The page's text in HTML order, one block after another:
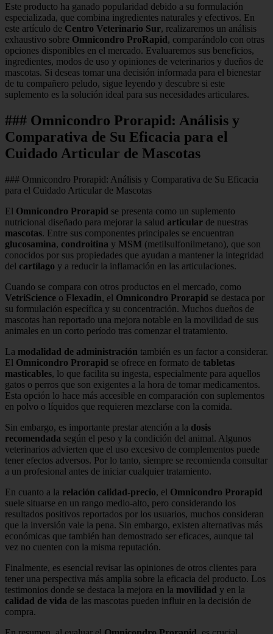
Este producto ha ganado popularidad debido a su formulación
especializada, que combina ingredientes naturales y efectivos. En
este artículo de Centro Veterinario Sur, realizaremos un análisis
exhaustivo sobre Omnicondro ProRapid, comparándolo con otras
opciones disponibles en el mercado. Evaluaremos sus beneficios,
ingredientes, modos de uso y opiniones de veterinarios y dueños de
mascotas. Si deseas tomar una decisión informada para el bienestar
de tu compañero peludo, sigue leyendo y descubre si este
suplemento es la solución ideal para sus necesidades articulares.
### Omnicondro Prorapid: Análisis y
Comparativa de Su Eficacia para el
Cuidado Articular de Mascotas
### Omnicondro Prorapid: Análisis y Comparativa de Su Eficacia
para el Cuidado Articular de Mascotas
El Omnicondro Prorapid se presenta como un suplemento
nutricional diseñado para mejorar la salud articular de nuestras
mascotas. Entre sus componentes principales se encuentran
glucosamina, condroitina y MSM (metilsulfonilmetano), que son
conocidos por sus propiedades que ayudan a mantener la integridad
del cartílago y a reducir la inflamación en las articulaciones.
Cuando se compara con otros productos en el mercado, como
VetriScience o Flexadin, el Omnicondro Prorapid se destaca por
su formulación específica y su concentración. Muchos dueños de
mascotas han reportado una mejora notable en la movilidad de sus
animales en un corto período tras comenzar el tratamiento.
La modalidad de administración también es un factor a considerar.
El Omnicondro Prorapid se ofrece en formato de tabletas
masticables, lo que facilita su ingesta, especialmente para aquellos
gatos o perros que son exigentes a la hora de tomar medicamentos.
Esta opción lo hace más accesible en comparación con suplementos
en polvo o líquidos que requieren mezclarse con la comida.
Sin embargo, es importante prestar atención a la dosis
recomendada según el peso y la condición del animal. Algunos
veterinarios advierten que el uso excesivo de complementos puede
tener efectos adversos. Por lo tanto, siempre se recomienda consultar
a un profesional antes de iniciar cualquier tratamiento.
En cuanto a la relación calidad-precio, el Omnicondro Prorapid
suele situarse en un rango medio-alto, pero considerando los
resultados positivos reportados por los usuarios, muchos consideran
que la inversión vale la pena. Sin embargo, existen alternativas más
económicas que también han demostrado ser eficaces, aunque tal
vez no cuenten con la misma reputación.
Finalmente, es esencial revisar las opiniones de otros clientes para
tener una perspectiva más amplia sobre la eficacia del producto. Los
testimonios donde se destaca la mejora en la movilidad y en la
calidad de vida de las mascotas pueden influir en la decisión de
compra.